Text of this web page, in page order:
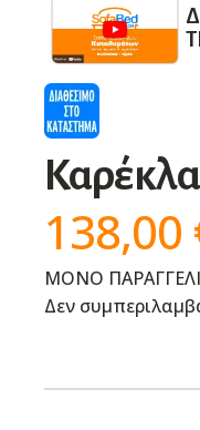
138,00
ΜΟΝΟ
Δεν